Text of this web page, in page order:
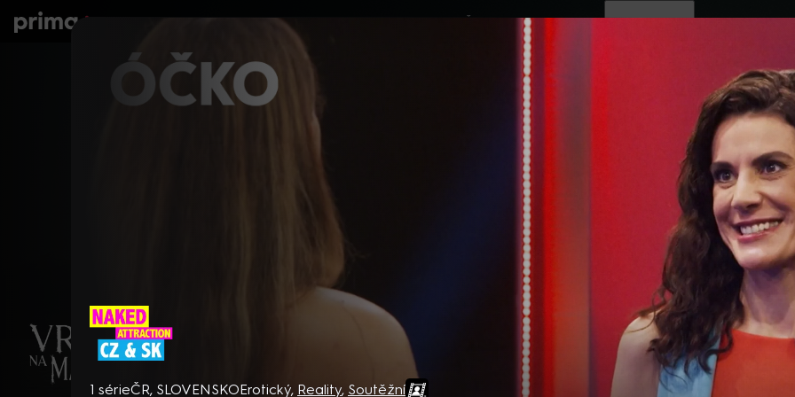
Seriály Filmy Děti Živě TV program Operátoři
Naked Attraction CZ & SK
1 sérieČR, SLOVENSKOErotický, Reality, Soutěžní
prima+